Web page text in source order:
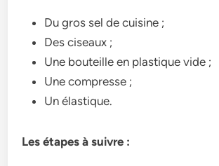
Du gros sel de cuisine ;
Des ciseaux ;
Une bouteille en plastique vide ;
Une compresse ;
Un élastique.
Les étapes à suivre :